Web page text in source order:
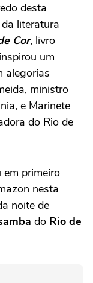
desta
literatura
Cor, livro
um
alegorias
ministro
e Marinete
do Rio de
primeiro
nesta
noite de
do Rio de